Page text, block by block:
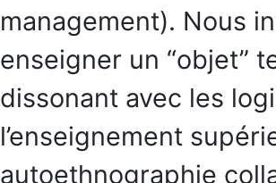
management). Nous
enseigner un “objet”
dissonant avec les
l’enseignement
autoethnographie